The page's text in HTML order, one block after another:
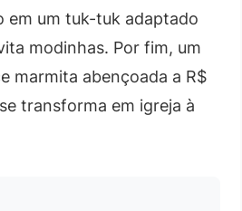
em um tuk-tuk adaptado
modinhas. Por fim, um
marmita abençoada a R$
transforma em igreja à